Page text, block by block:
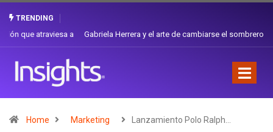
TRENDING
Gabriela Herrera y el arte de cambiarse el sombrero en Corporación
Home Marketing Lanzamiento Polo Ralph…